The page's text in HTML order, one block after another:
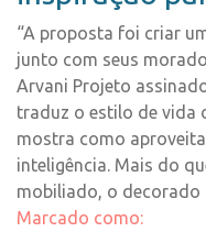
“A proposta foi criar
junto com seus
Arvani Projeto
traduz o estilo de vida
mostra como
inteligência. Mais do
mobiliado, o
Marcado como: